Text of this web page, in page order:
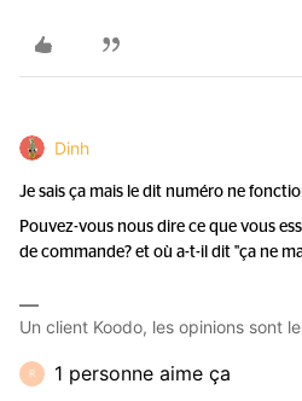
Dinh
Je sais ça mais le dit numéro ne
Pouvez-vous nous dire ce que vous
de commande? et où a-t-il dit "ça ne
Un client Koodo, les opinions sont
R 1 personne aime ça